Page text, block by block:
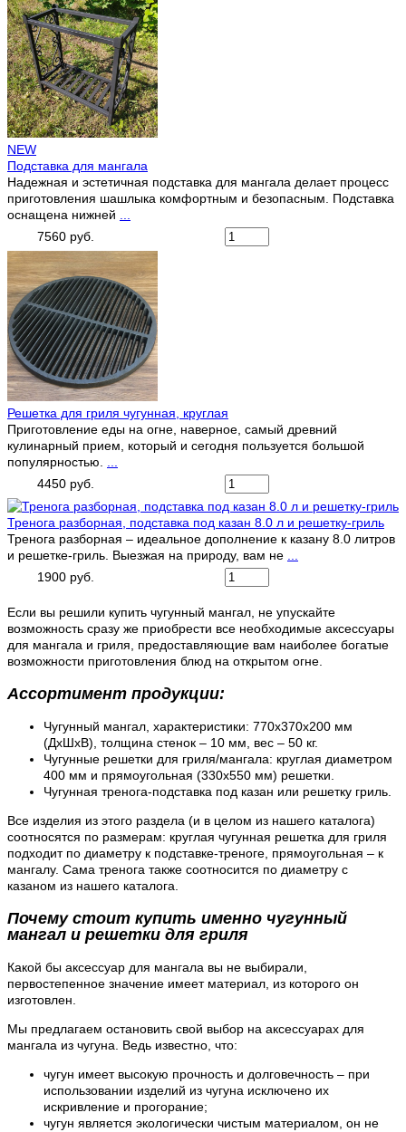
NEW
Подставка для мангала
Надежная и эстетичная подставка для мангала делает процесс
приготовления шашлыка комфортным и безопасным. Подставка
оснащена нижней
7560 руб.
Решетка для гриля чугунная, круглая
Приготовление еды на огне, наверное, самый древний
кулинарный прием, который и сегодня пользуется большой
популярностью.
4450 руб.
Тренога разборная, подставка под казан 8.0 л и решетку-гриль
Тренога разборная – идеальное дополнение к казану 8.0 литров
и решетке-гриль. Выезжая на природу, вам не
1900 руб.
Если вы решили купить чугунный мангал, не упускайте
возможность сразу же приобрести все необходимые аксессуары
для мангала и гриля, предоставляющие вам наиболее богатые
возможности приготовления блюд на открытом огне.
Ассортимент продукции:
Чугунный мангал, характеристики: 770х370х200 мм
(ДхШхВ), толщина стенок – 10 мм, вес – 50 кг.
Чугунные решетки для гриля/мангала: круглая диаметром
400 мм и прямоугольная (330х550 мм) решетки.
Чугунная тренога-подставка под казан или решетку гриль.
Все изделия из этого раздела (и в целом из нашего каталога)
соотносятся по размерам: круглая чугунная решетка для гриля
подходит по диаметру к подставке-треноге, прямоугольная – к
мангалу. Сама тренога также соотносится по диаметру с
казаном из нашего каталога.
Почему стоит купить именно чугунный
мангал и решетки для гриля
Какой бы аксессуар для мангала вы не выбирали,
первостепенное значение имеет материал, из которого он
изготовлен.
Мы предлагаем остановить свой выбор на аксессуарах для
мангала из чугуна. Ведь известно, что:
чугун имеет высокую прочность и долговечность – при
использовании изделий из чугуна исключено их
искривление и прогорание;
чугун является экологически чистым материалом, он не